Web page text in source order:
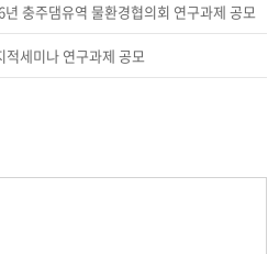
충주댐유역 물환경협의회 연구과제 공모
세미나 연구과제 공모